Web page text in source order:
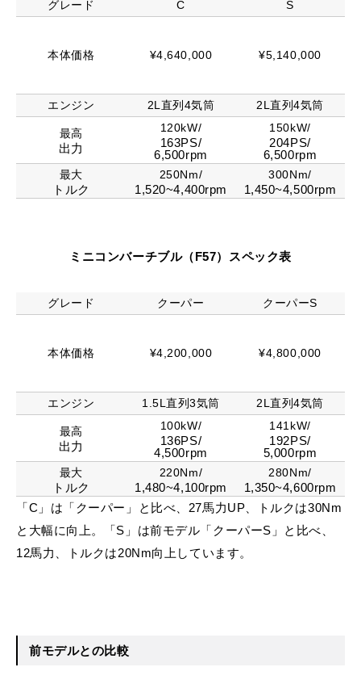
グレード C S
本体価格 ¥4,640,000 ¥5,140,000
エンジン 2L直列4気筒 2L直列4気筒
最高
出力
120kW/
163PS/
6,500rpm
150kW/
204PS/
6,500rpm
最大
トルク
250Nm/
1,520~4,400rpm
300Nm/
1,450~4,500rpm
ミニコンバーチブル（F57）スペック表
グレード クーパー クーパーS
本体価格 ¥4,200,000 ¥4,800,000
エンジン 1.5L直列3気筒 2L直列4気筒
最高
出力
100kW/
136PS/
4,500rpm
141kW/
192PS/
5,000rpm
最大
トルク
220Nm/
1,480~4,100rpm
280Nm/
1,350~4,600rpm
「C」は「クーパー」と比べ、27馬力UP、トルクは30Nm
と大幅に向上。「S」は前モデル「クーパーS」と比べ、
12馬力、トルクは20Nm向上しています。
前モデルとの比較